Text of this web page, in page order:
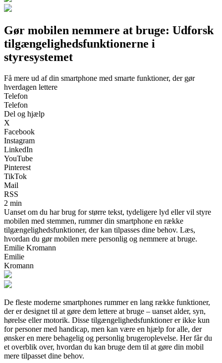
Gør mobilen nemmere at bruge: Udforsk
tilgængelighedsfunktionerne i
styresystemet
Få mere ud af din smartphone med smarte funktioner, der gør
hverdagen lettere
Telefon
Telefon
Del og hjælp
X
Facebook
Instagram
LinkedIn
YouTube
Pinterest
TikTok
Mail
RSS
2 min
Uanset om du har brug for større tekst, tydeligere lyd eller vil styre
mobilen med stemmen, rummer din smartphone en række
tilgængelighedsfunktioner, der kan tilpasses dine behov. Læs,
hvordan du gør mobilen mere personlig og nemmere at bruge.
Emilie Kromann
Emilie
Kromann
De fleste moderne smartphones rummer en lang række funktioner,
der er designet til at gøre dem lettere at bruge – uanset alder, syn,
hørelse eller motorik. Disse tilgængelighedsfunktioner er ikke kun
for personer med handicap, men kan være en hjælp for alle, der
ønsker en mere behagelig og personlig brugeroplevelse. Her får du
et overblik over, hvordan du kan bruge dem til at gøre din mobil
mere tilpasset dine behov.